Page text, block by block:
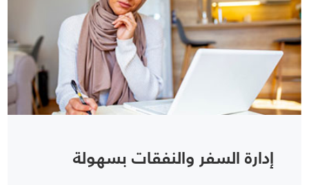
إدارة السفر والنفقات بسهولة